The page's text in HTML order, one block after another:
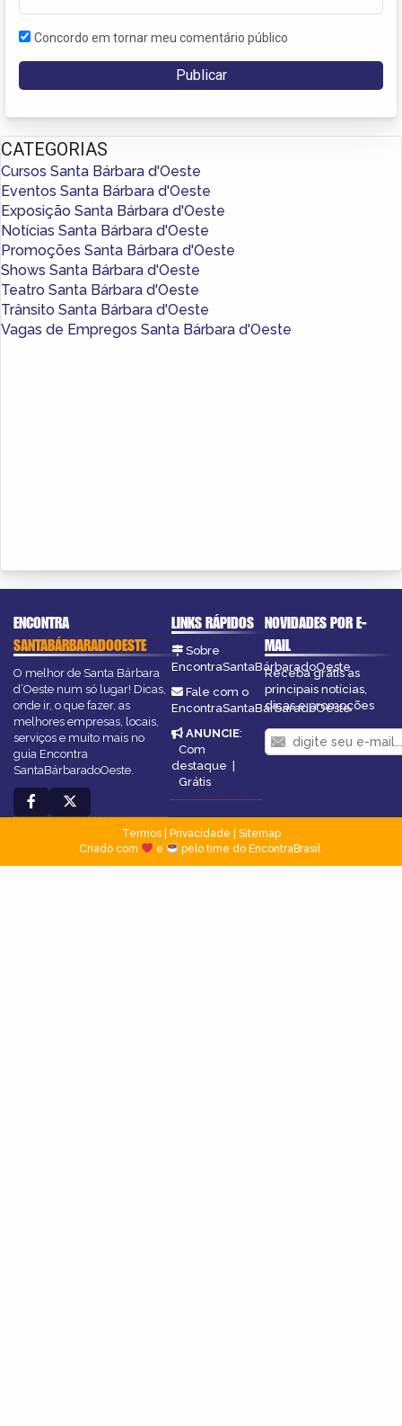
Concordo em tornar meu comentário público
CATEGORIAS
Cursos Santa Bárbara d'Oeste
Eventos Santa Bárbara d'Oeste
Exposição Santa Bárbara d'Oeste
Notícias Santa Bárbara d'Oeste
Promoções Santa Bárbara d'Oeste
Shows Santa Bárbara d'Oeste
Teatro Santa Bárbara d'Oeste
Trânsito Santa Bárbara d'Oeste
Vagas de Empregos Santa Bárbara d'Oeste
ENCONTRA
SANTABÁRBARADOOESTE
O melhor de Santa Bárbara
d’Oeste num só lugar! Dicas,
onde ir, o que fazer, as
melhores empresas, locais,
serviços e muito mais no
guia Encontra
SantaBárbaradoOeste.
LINKS RÁPIDOS
Sobre
EncontraSantaBárbaradoOeste
Fale com o
EncontraSantaBárbaradoOeste
ANUNCIE:
Com
destaque |
Grátis
NOVIDADES POR E-
MAIL
Receba grátis as
principais notícias,
dicas e promoções
Termos| Privacidade
Sitemap
Criado com
e pelo time do EncontraBrasil